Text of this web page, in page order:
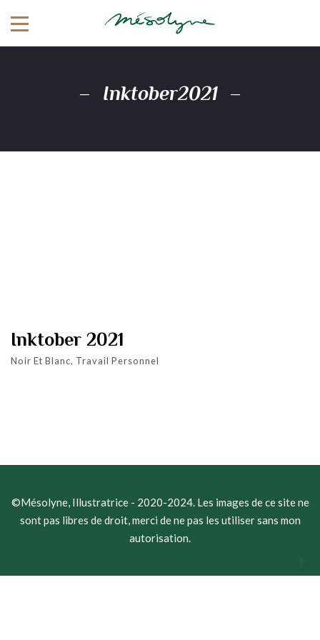
Inktober2021
Inktober 2021
Noir Et Blanc, Travail Personnel
©Mésolyne, Illustratrice - 2020-2024. Les images de ce site ne
sont pas libres de droit, merci de ne pas les utiliser sans mon
autorisation.